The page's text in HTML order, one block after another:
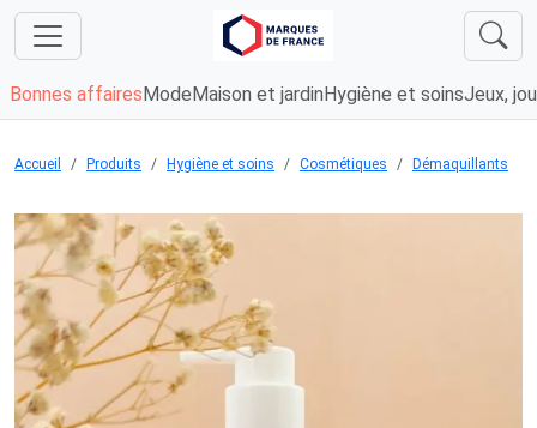
Bonnes affaires Mode Maison et jardin Hygiène et soinsJeux,
Accueil Produits Hygiène et soins Cosmétiques Démaquillants